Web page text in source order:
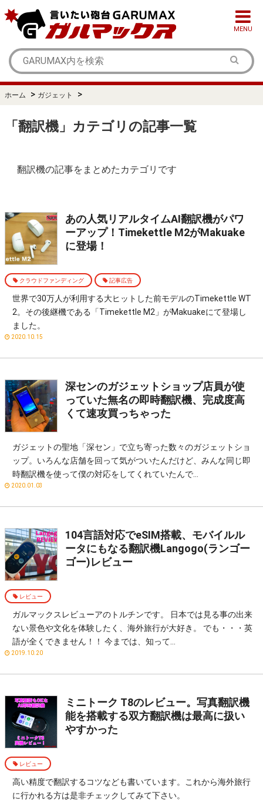
MENU
ホーム > ガジェット >
「翻訳機」カテゴリの記事一覧
翻訳機の記事をまとめたカテゴリです
あの人気リアルタイムAI翻訳機がパワ
ーアップ！Timekettle M2がMakuake
に登場！
クラウドファンディング 記事広告
世界で30万人が利用する大ヒットした前モデルのTimekettle WT
2。その後継機である「Timekettle M2」がMakuakeにて登場し
ました。
2020.10.15
深センのガジェットショップ店員が使
っていた無名の即時翻訳機、完成度高
くて速攻買っちゃった
ガジェットの聖地「深セン」で立ち寄った数々のガジェットショ
ップ。いろんな店舗を回って気がついたんだけど、みんな同じ即
時翻訳機を使って僕の対応をしてくれていたんで…
2020.01.03
104言語対応でeSIM搭載、モバイルル
ータにもなる翻訳機Langogo(ランゴー
ゴー)レビュー
レビュー
ガルマックスレビューアのトルチンです。 日本では見る事の出来
ない景色や文化を体験したく、海外旅行が大好き。 でも・・・英
語が全くできません！！ 今までは、知って…
2019.10.20
ミニトーク T8のレビュー。写真翻訳機
能を搭載する双方翻訳機は最高に扱い
やすかった
レビュー
高い精度で翻訳するコツなども書いています。これから海外旅行
に行かれる方は是非チェックしてみて下さい。